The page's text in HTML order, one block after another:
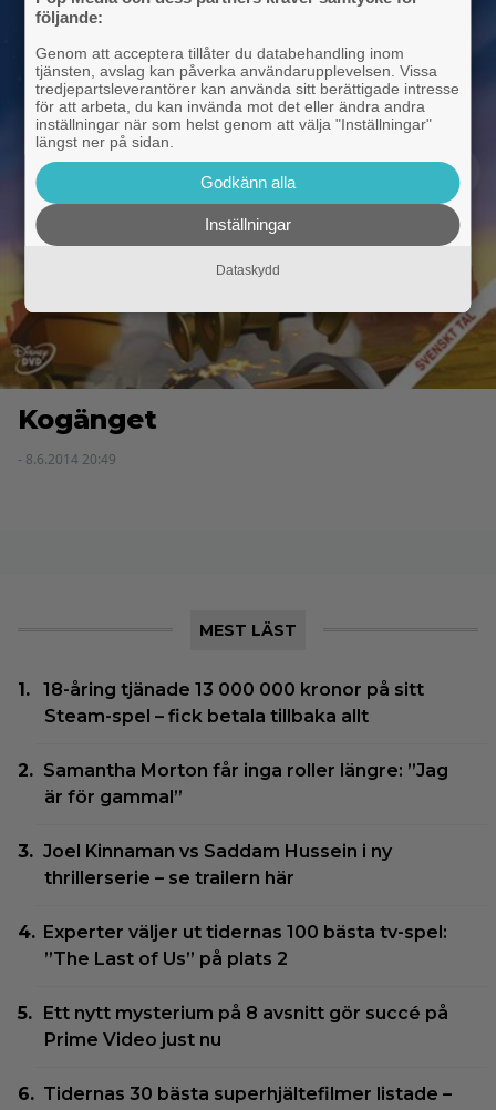
Kogänget
- 8.6.2014 20:49
MEST LÄST
18-åring tjänade 13 000 000 kronor på sitt
Steam-spel – fick betala tillbaka allt
Samantha Morton får inga roller längre: ”Jag
är för gammal”
Joel Kinnaman vs Saddam Hussein i ny
thrillerserie – se trailern här
Experter väljer ut tidernas 100 bästa tv-spel:
”The Last of Us” på plats 2
Ett nytt mysterium på 8 avsnitt gör succé på
Prime Video just nu
Tidernas 30 bästa superhjältefilmer listade –
följande:
Genom att acceptera tillåter du databehandling inom
tjänsten, avslag kan påverka användarupplevelsen. Vissa
tredjepartsleverantörer kan använda sitt berättigade intresse
för att arbeta, du kan invända mot det eller ändra andra
inställningar när som helst genom att välja "Inställningar"
längst ner på sidan.
Godkänn alla
Inställningar
Dataskydd